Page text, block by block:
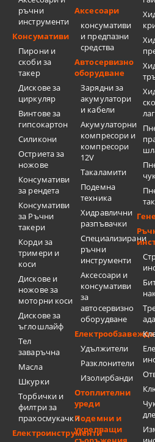
ръчни
инструменти
Консумативи
Пирони и
скоби за
такер
Дискове за
циркуляр
Винтове за
гипсокартон
Силикони
Остриета за
ножове
Консумативи
за рендета
Консумативи
за Ръчни
такери
Корди за
тримери и
коси
Дискове и
ножове за
моторни коси
Дискове за
ъглошлайф
Тел
заваръчна
Масла
Шкурки
Торбички и
филтри за
прахосмукачки
Електроинструменти
Аксесоари
консумативи
и предпазни
средства
Автосервизно
оборудване
Зарядни за
акумулатори
и кабели
Акумулаторни
компресори и
компресори
12V
Такаламити
Подемна
техника
Хидравлични
разпъвачки
Специализирани
ръчни
инструменти
Аксесоари и
консумативи
за
автосервизно
оборудване
Удължители
Разклонители
Изолирбанди
Отоплителни
уреди
Подемни и
укрепващи